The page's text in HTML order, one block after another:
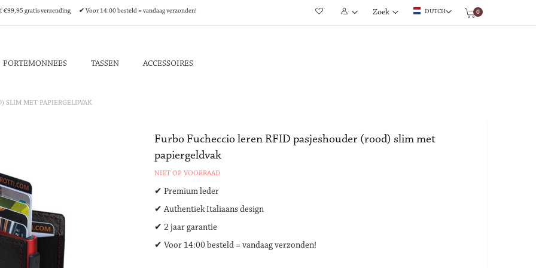
Winkelwagen
0
gratis verzending ✔ Voor 14:00 besteld = vandaag verzonden! DUTCH
Zoek
de
PORTEMONNEES TASSEN ACCESSOIRES
SLIM MET PAPIERGELDVAK
Furbo Fucheccio leren RFID pasjeshouder (rood) slim met
papiergeldvak
NIET OP VOORRAAD
✔ Premium leder
✔ Authentiek Italiaans design
✔ 2 jaar garantie
✔ Voor 14:00 besteld = vandaag verzonden!